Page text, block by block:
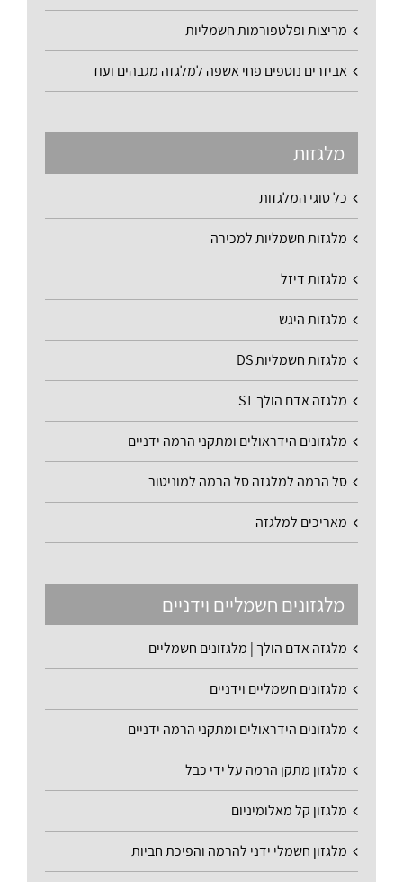
מריצות ופלטפורמות חשמליות
אביזרים נוספים פחי אשפה למלגזה מגבהים ועוד
מלגזות
כל סוגי המלגזות
מלגזות חשמליות למכירה
מלגזות דיזל
מלגזות היגש
מלגזות חשמליות DS
מלגזה אדם הולך ST
מלגזונים הידראולים ומתקני הרמה ידניים
סל הרמה למלגזה סל הרמה למוניטור
מאריכים למלגזה
מלגזונים חשמליים וידניים
מלגזה אדם הולך | מלגזונים חשמליים
מלגזונים חשמליים וידניים
מלגזונים הידראולים ומתקני הרמה ידניים
מלגזון מתקן הרמה על ידי כבל
מלגזון קל מאלומיניום
מלגזון חשמלי ידני להרמה והפיכת חביות